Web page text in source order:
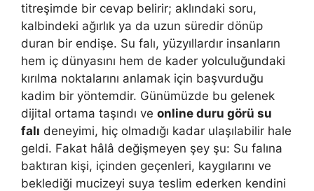
titreşimde bir cevap belirir; aklındaki soru,
kalbindeki ağırlık ya da uzun süredir dönüp
duran bir endişe. Su falı, yüzyıllardır insanların
hem iç dünyasını hem de kader yolculuğundaki
kırılma noktalarını anlamak için başvurduğu
kadim bir yöntemdir. Günümüzde bu gelenek
dijital ortama taşındı ve online duru görü su
falı deneyimi, hiç olmadığı kadar ulaşılabilir hale
geldi. Fakat hâlâ değişmeyen şey şu: Su falına
baktıran kişi, içinden geçenleri, kaygılarını ve
beklediği mucizeyi suya teslim ederken kendini